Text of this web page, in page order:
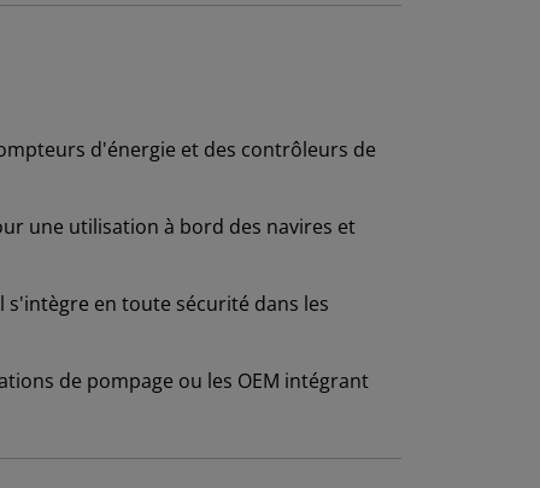
d'énergie et des contrôleurs de
une utilisation à bord des navires et
s'intègre en toute sécurité dans les
de pompage ou les OEM intégrant